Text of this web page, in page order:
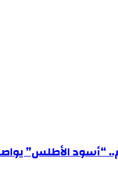
الأطلس” يواصلون